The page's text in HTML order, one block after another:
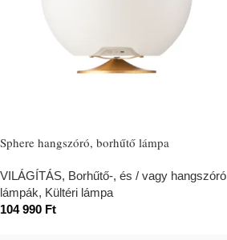
Sphere hangszóró, borhűtő lámpa
VILÁGÍTÁS, Borhűtő-, és / vagy hangszóró
lámpák, Kültéri lámpa
104 990 Ft